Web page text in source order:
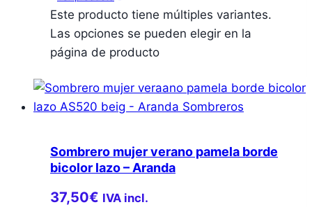
Este producto tiene múltiples variantes.
Las opciones se pueden elegir en la
página de producto
Sombrero mujer verano pamela borde
bicolor lazo – Aranda
37,50€ IVA incl.